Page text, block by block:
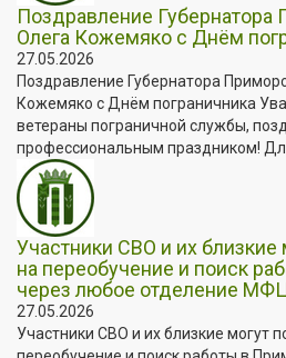
Поздравление Губернатора
Олега Кожемяко с Днём
27.05.2026
Поздравление Губернатора
Кожемяко с Днём пограничника
ветераны пограничной службы,
профессиональным праздником!
Участники СВО и их близкие
на переобучение и поиск
через любое отделение
27.05.2026
Участники СВО и их близкие могут